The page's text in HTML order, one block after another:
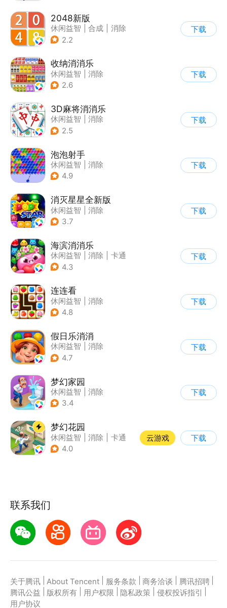
2048新版
休闲益智 合成
消除
| 2048
2.2
下载
收纳消消乐
休闲益智
消除
2.6
下载
3D麻将消消乐
休闲益智
消除
2.5
下载
泡泡射手
休闲益智
消除
| 泡泡龙
4.9
下载
消灭星星全新版
休闲益智
消除
3.7
下载
海滨消消乐
休闲益智 消除
卡通
| 乐元素
4.3
下载
连连看
休闲益智
消除
| 多比特
4.8
下载
假日乐消消
休闲益智
消除
| 乐元素
4.7
下载
梦幻家园
休闲益智
消除
| 女性向
3.4
下载
梦幻花园
休闲益智 消除
卡通
| 创梦天地
4.0
云游戏 下载
联系我们
关于腾讯 About Tencent 服务条款 商务洽谈 腾讯招聘
腾讯公益
版权所有 用户权限 隐私政策 侵权投诉指引
用户协议